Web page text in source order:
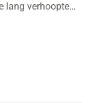
lang verhoopte…